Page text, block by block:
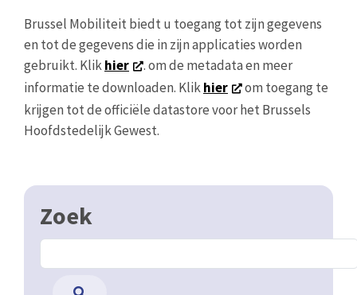
Brussel Mobiliteit biedt u toegang tot zijn gegevens
en tot de gegevens die in zijn applicaties worden
gebruikt. Klikhier
. om de metadata en meer
informatie te downloaden. Klikhier
om toegang te
krijgen tot de officiële datastore voor het Brussels
Hoofdstedelijk Gewest.
Zoek